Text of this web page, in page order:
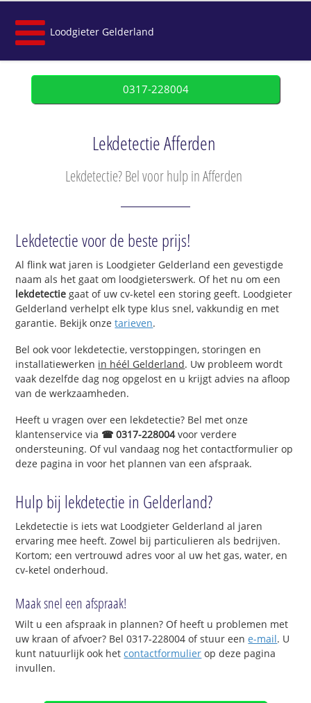
Loodgieter Gelderland
0317-228004
Lekdetectie Afferden
Lekdetectie? Bel voor hulp in Afferden
Lekdetectie voor de beste prijs!
Al flink wat jaren is Loodgieter Gelderland een gevestigde
naam als het gaat om loodgieterswerk. Of het nu om een
lekdetectie gaat of uw cv-ketel een storing geeft. Loodgieter
Gelderland verhelpt elk type klus snel, vakkundig en met
garantie. Bekijk onzetarieven.
Bel ook voor lekdetectie, verstoppingen, storingen en
installatiewerken in héél Gelderland. Uw probleem wordt
vaak dezelfde dag nog opgelost en u krijgt advies na afloop
van de werkzaamheden.
Heeft u vragen over een lekdetectie? Bel met onze
klantenservice via ☎ 0317-228004voor verdere
ondersteuning. Of vul vandaag nog het contactformulier op
deze pagina in voor het plannen van een afspraak.
Hulp bij lekdetectie in Gelderland?
Lekdetectie is iets wat Loodgieter Gelderland al jaren
ervaring mee heeft. Zowel bij particulieren als bedrijven.
Kortom; een vertrouwd adres voor al uw het gas, water, en
cv-ketel onderhoud.
Maak snel een afspraak!
Wilt u een afspraak in plannen? Of heeft u problemen met
uw kraan of afvoer? Bel 0317-228004 of stuur eene-mail. U
kunt natuurlijk ook hetcontactformulier op deze pagina
invullen.